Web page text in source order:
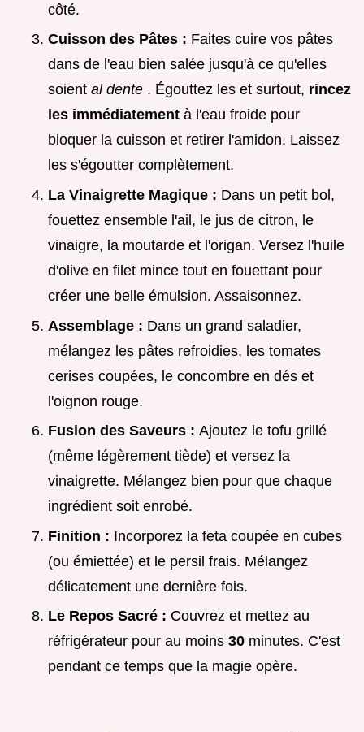
côté.
Cuisson des Pâtes : Faites cuire vos pâtes
dans de l'eau bien salée jusqu'à ce qu'elles
soient al dente . Égouttez les et surtout, rincez
les immédiatement à l'eau froide pour
bloquer la cuisson et retirer l'amidon. Laissez
les s'égoutter complètement.
La Vinaigrette Magique : Dans un petit bol,
fouettez ensemble l'ail, le jus de citron, le
vinaigre, la moutarde et l'origan. Versez l'huile
d'olive en filet mince tout en fouettant pour
créer une belle émulsion. Assaisonnez.
Assemblage : Dans un grand saladier,
mélangez les pâtes refroidies, les tomates
cerises coupées, le concombre en dés et
l'oignon rouge.
Fusion des Saveurs : Ajoutez le tofu grillé
(même légèrement tiède) et versez la
vinaigrette. Mélangez bien pour que chaque
ingrédient soit enrobé.
Finition : Incorporez la feta coupée en cubes
(ou émiettée) et le persil frais. Mélangez
délicatement une dernière fois.
Le Repos Sacré : Couvrez et mettez au
réfrigérateur pour au moins 30 minutes. C'est
pendant ce temps que la magie opère.